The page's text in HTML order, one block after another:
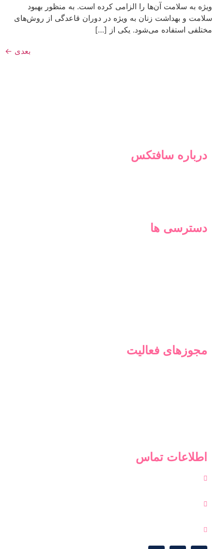
ویژه به سلامت آن‌ها را الزامی کرده است. به منظور بهبود
سلامت‌ و بهداشت زنان به ویژه در دوران قاعدگی از روش‌های
مختلفی استفاده می‌شود. یکی از […]
بعدی ←
درباره سافتکس
دسترسی ها
مجوزهای فعالیت
اطلاعات تماس